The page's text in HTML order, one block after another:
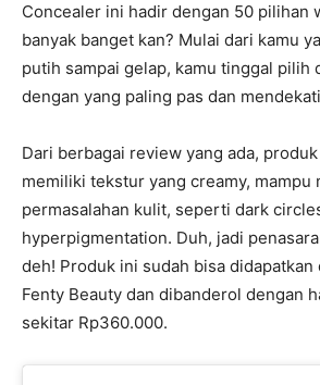
Concealer ini hadir dengan 50 pilihan
banyak banget kan? Mulai dari kamu
putih sampai gelap, kamu tinggal pilih
dengan yang paling pas dan
Dari berbagai review yang ada,
memiliki tekstur yang creamy, mampu
permasalahan kulit, seperti dark
hyperpigmentation. Duh, jadi
deh! Produk ini sudah bisa
Fenty Beauty dan dibanderol dengan
sekitar Rp360.000.